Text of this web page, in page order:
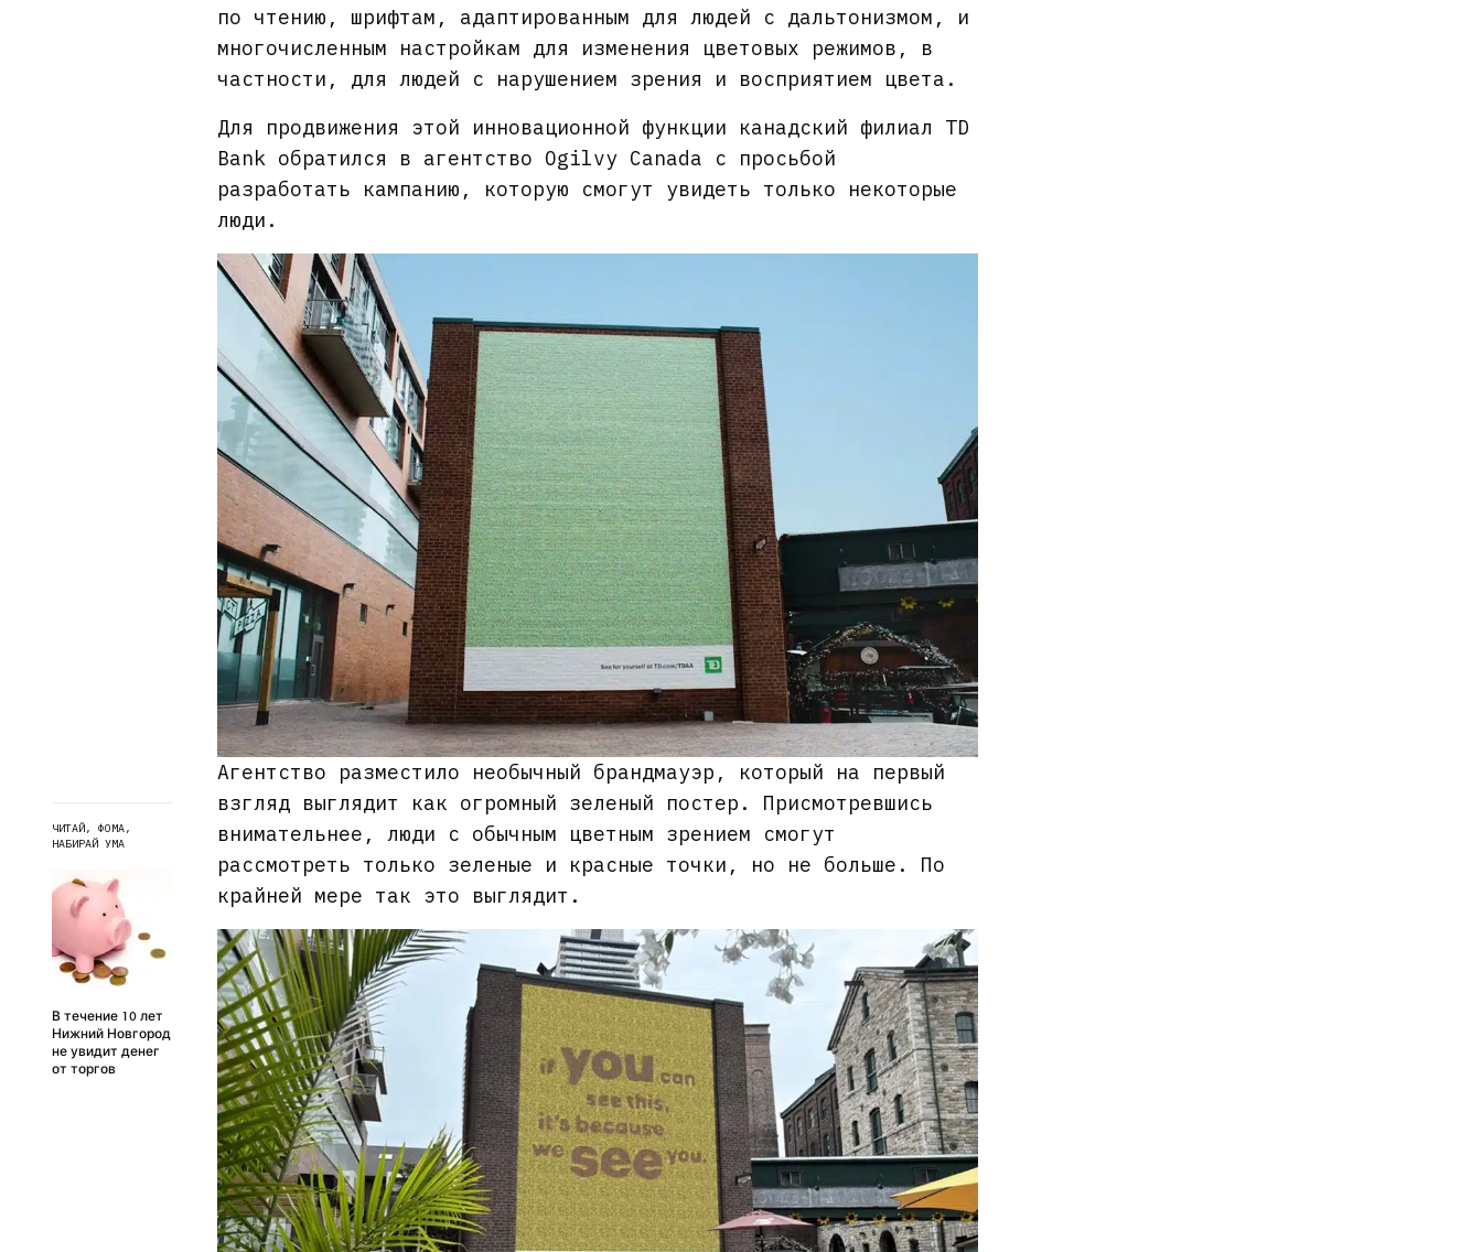
ЧИТАЙ, ФОМА,
НАБИРАЙ УМА
В течение 10 лет
Нижний Новгород
не увидит денег
от торгов
по чтению, шрифтам, адаптированным для людей с дальтонизмом, и
многочисленным настройкам для изменения цветовых режимов, в
частности, для людей с нарушением зрения и восприятием цвета.
Для продвижения этой инновационной функции канадский филиал TD
Bank обратился в агентство Ogilvy Canada с просьбой
разработать кампанию, которую смогут увидеть только некоторые
люди.
Агентство разместило необычный брандмауэр, который на первый
взгляд выглядит как огромный зеленый постер. Присмотревшись
внимательнее, люди с обычным цветным зрением смогут
рассмотреть только зеленые и красные точки, но не больше. По
крайней мере так это выглядит.